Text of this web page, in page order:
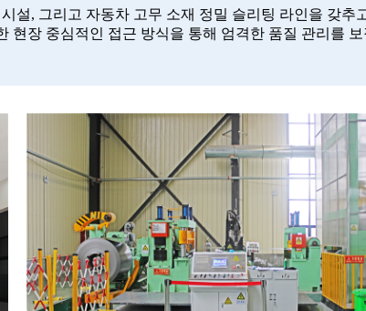
설, 그리고 자동차 고무 소재 정밀 슬리팅 라인을 갖
현장 중심적인 접근 방식을 통해 엄격한 품질 관리를